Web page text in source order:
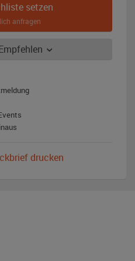
setzen
anfragen
drucken